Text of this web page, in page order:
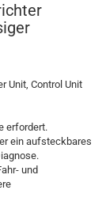
Unit, Control Unit
erfordert.
ein aufsteckbares
und